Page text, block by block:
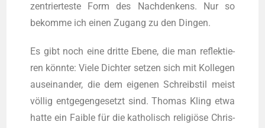
zen­trier­tes­te Form des Nach­den­kens. Nur so
bekom­me ich einen Zugang zu den Dingen.
Es gibt noch eine drit­te Ebe­ne, die man reflek­tie­
ren könn­te: Vie­le Dich­ter set­zen sich mit Kol­le­gen
aus­ein­an­der, die dem eige­nen Schreib­stil meist
völ­lig ent­ge­gen­ge­setzt sind. Tho­mas Kling etwa
hat­te ein Fai­ble für die katho­lisch reli­giö­se Chris­